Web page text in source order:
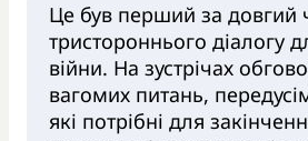
Це був перший за довгий
тристороннього діалогу
війни. На зустрічах
вагомих питань,
які потрібні для